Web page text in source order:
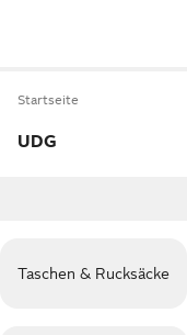
Startseite
UDG
Taschen & Rucksäcke